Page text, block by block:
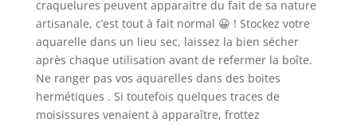
craquelures peuvent apparaitre du fait de sa nature
artisanale, c’est tout à fait normal 😀 ! Stockez votre
aquarelle dans un lieu sec, laissez la bien sécher
après chaque utilisation avant de refermer la boîte.
Ne ranger pas vos aquarelles dans des boites
hermétiques . Si toutefois quelques traces de
moisissures venaient à apparaître, frottez